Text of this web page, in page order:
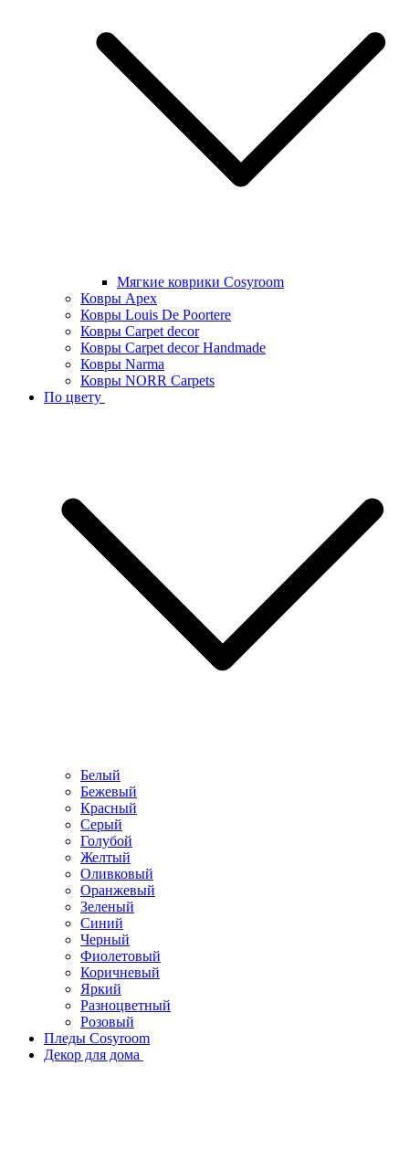
Мягкие коврики Cosyroom
Ковры Apex
Ковры Louis De Poortere
Ковры Carpet decor
Ковры Carpet decor Handmade
Ковры Narma
Ковры NORR Carpets
По цвету
Белый
Бежевый
Красный
Серый
Голубой
Желтый
Оливковый
Оранжевый
Зеленый
Синий
Черный
Фиолетовый
Коричневый
Яркий
Разноцветный
Розовый
Пледы Cosyroom
Декор для дома